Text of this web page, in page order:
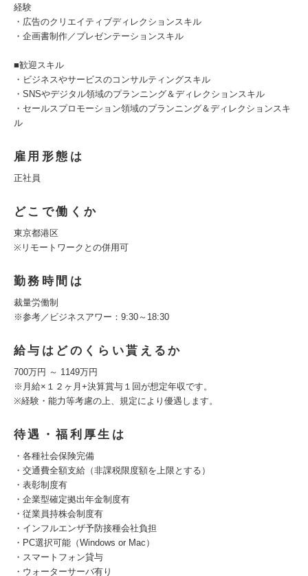
経験
・広告のクリエイティブディレクションスキル
・企画書制作／プレゼンテーションスキル
■歓迎スキル
・ビジネスやサービスのコンサルティングスキル
・SNSやデジタル領域のプランニング＆ディレクションスキル
・セールスプロモーション領域のプランニング＆ディレクションスキ
ル
雇用形態は
正社員
どこで働くか
東京都港区
※リモートワークとの併用可
勤務時間は
裁量労働制
※参考／ビジネスアワー：9:30～18:30
給与はどのくらい貰えるか
700万円 ～ 1149万円
※月給×１２ヶ月+決算賞与１回が想定年収です。
※経験・能力等考慮の上、規定により優遇します。
待遇・福利厚生は
・各種社会保険完備
・交通費全額支給（非課税限度額を上限とする）
・表彰制度有
・企業型確定拠出年金制度有
・従業員持株会制度有
・インフルエンザ予防接種会社負担
・PC選択可能（Windows or Mac）
・スマートフォン貸与
・ウォーターサーバ有り